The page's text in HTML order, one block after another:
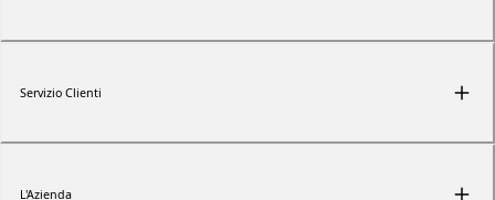
Servizio Clienti
L'Azienda